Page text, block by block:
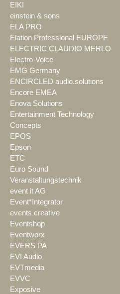
EIKI
einstein & sons
ELA PRO
Elation Professional EUROPE
ELECTRIC CLAUDIO MERLO
Electro-Voice
EMG Germany
ENCIRCLED audio.solutions
Encore EMEA
Enova Solutions
Entertainment Technology
Concepts
EPOS
Epson
ETC
Euro Sound
Veranstaltungstechnik
event it AG
Event*Integrator
events creative
Eventshop
Eventworx
EVERS PA
EVI Audio
EVTmedia
EVVC
Exposive